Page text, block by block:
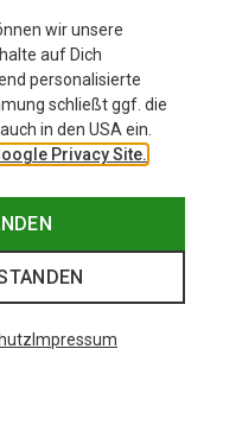
wir unsere
auf Dich
personalisierte
schließt ggf. die
in den USA ein.
Privacy Site.
Impressum